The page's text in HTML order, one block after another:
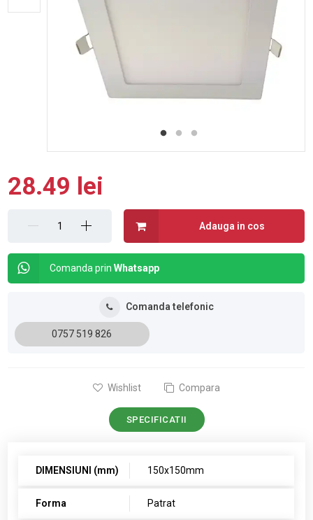
28.49 lei
Adauga in cos
Comanda prinWhatsapp
Comanda telefonic
0757 519 826
Wishlist Compara
SPECIFICATII
DIMENSIUNI (mm) 150x150mm
Forma Patrat